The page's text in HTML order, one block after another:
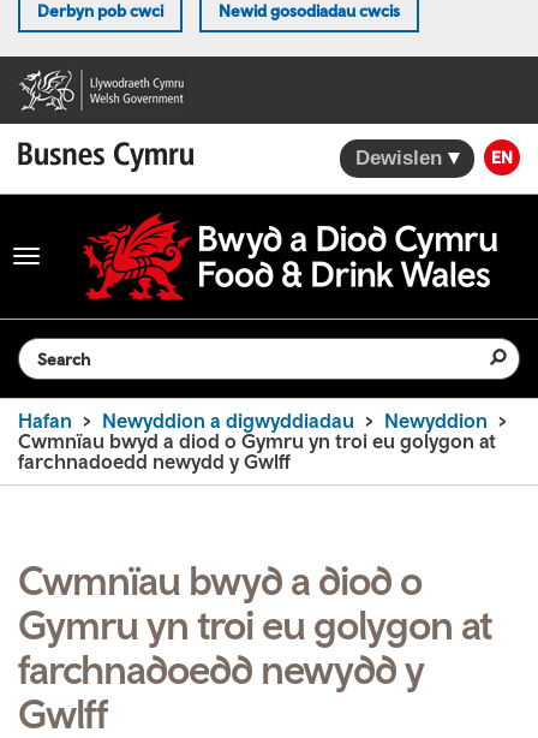
Derbyn pob cwci Newid gosodiadau cwcis
Dewislen EN
Toggle
navigation
Search the website
Hafan Newyddion a digwyddiadau
Newyddion
Cwmnïau bwyd a diod o Gymru yn troi eu golygon at
farchnadoedd newydd y Gwlff
Cwmnïau bwyd a diod o
Gymru yn troi eu golygon at
farchnadoedd newydd y
Gwlff